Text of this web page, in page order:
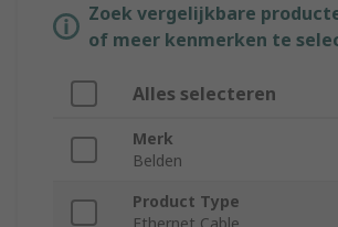
Zoek vergelijkbare
of meer kenmerken te
Alles selecteren
Merk
Belden
Product Type